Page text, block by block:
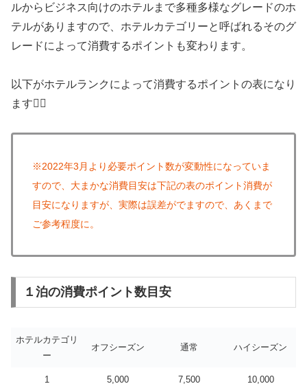
ルからビジネス向けのホテルまで多種多様なグレードのホ
テルがありますので、ホテルカテゴリーと呼ばれるそのグ
レードによって消費するポイントも変わります。
以下がホテルランクによって消費するポイントの表になり
ます🙋‍♀️
※2022年3月より必要ポイント数が変動性になっていま
すので、大まかな消費目安は下記の表のポイント消費が
目安になりますが、実際は誤差がでますので、あくまで
ご参考程度に。
１泊の消費ポイント数目安
ホテルカテゴリ
ー
オフシーズン 通常 ハイシーズン
1 5,000 7,500 10,000